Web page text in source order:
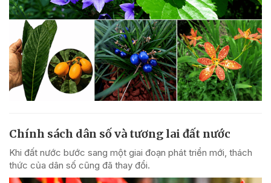
Chính sách dân số và tương lai đất nước
Khi đất nước bước sang một giai đoạn phát triển mới, thách
thức của dân số cũng đã thay đổi.